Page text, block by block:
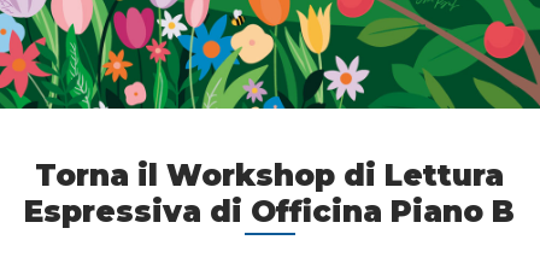
Torna il Workshop di Lettura
Espressiva di Officina Piano B